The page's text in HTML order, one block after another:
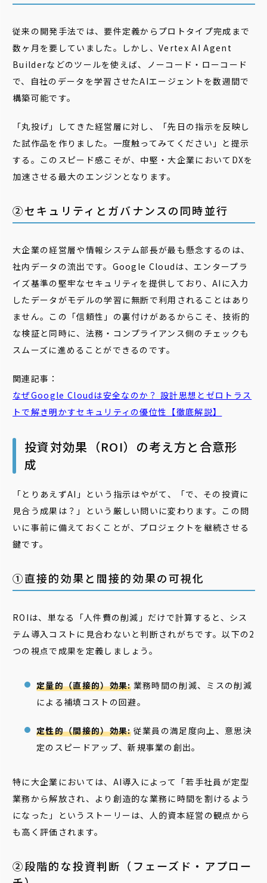
従来の開発手法では、要件定義からプロトタイプ完成まで
数ヶ月を要していました。しかし、Vertex AI Agent
Builderなどのツールを使えば、ノーコード・ローコード
で、自社のデータを学習させたAIエージェントを数週間で
構築可能です。
「丸投げ」してきた経営層に対し、「先日の指示を反映し
た試作品を作りました。一度触ってみてください」と提示
する。このスピード感こそが、中堅・大企業においてDXを
加速させる最大のエンジンとなります。
②セキュリティとガバナンスの同時並行
大企業の経営層や情報システム部長が最も懸念するのは、
社内データの流出です。Google Cloudは、エンタープラ
イズ基準の堅牢なセキュリティを提供しており、AIに入力
したデータがモデルの学習に無断で利用されることはあり
ません。この「信頼性」の裏付けがあるからこそ、技術的
な検証と同時に、法務・コンプライアンス側のチェックも
スムーズに進めることができるのです。
関連記事：
なぜGoogle Cloudは安全なのか？ 設計思想とゼロトラス
トで解き明かすセキュリティの優位性【徹底解説】
投資対効果（ROI）の考え方と合意形
成
「とりあえずAI」という指示はやがて、「で、その投資に
見合う成果は？」という厳しい問いに変わります。この問
いに事前に備えておくことが、プロジェクトを継続させる
鍵です。
①直接的効果と間接的効果の可視化
ROIは、単なる「人件費の削減」だけで計算すると、シス
テム導入コストに見合わないと判断されがちです。以下の2
つの視点で成果を定義しましょう。
定量的（直接的）効果:業務時間の削減、ミスの削減
による補填コストの回避。
定性的（間接的）効果:従業員の満足度向上、意思決
定のスピードアップ、新規事業の創出。
特に大企業においては、AI導入によって「若手社員が定型
業務から解放され、より創造的な業務に時間を割けるよう
になった」というストーリーは、人的資本経営の観点から
も高く評価されます。
②段階的な投資判断（フェーズド・アプロー